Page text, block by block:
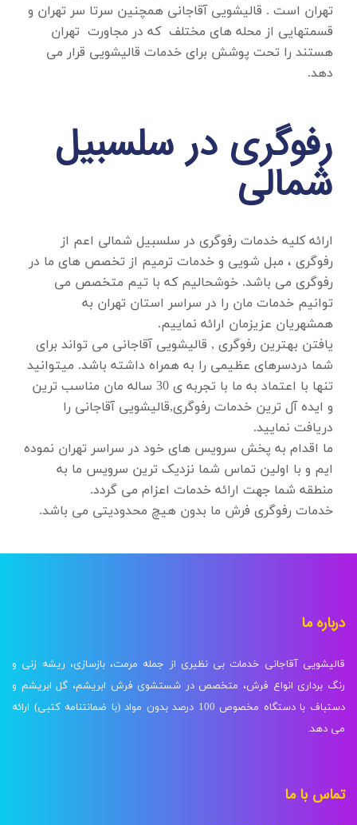
تهران است . قالیشویی آقاجانی همچنین سرتا سر تهران و
قسمتهایی از محله های مختلف که در مجاورت تهران
هستند را تحت پوشش برای خدمات قالیشویی قرار می
دهد.
رفوگری در سلسبیل
شمالی
ارائه کلیه خدمات رفوگری در سلسبیل شمالی اعم از
رفوگری ، مبل شویی و خدمات ترمیم از تخصص های ما در
رفوگری می باشد. خوشحالیم که با تیم متخصص می
توانیم خدمات مان را در سراسر استان تهران به
همشهریان عزیزمان ارائه نماییم.
یافتن بهترین رفوگری , قالیشویی آقاجانی می تواند برای
شما دردسرهای عظیمی را به همراه داشته باشد. میتوانید
تنها با اعتماد به ما با تجربه ی 30 ساله مان مناسب ترین
و ایده آل ترین خدمات رفوگری,قالیشویی آقاجانی را
دریافت نمایید.
ما اقدام به پخش سرویس های خود در سراسر تهران نموده
ایم و با اولین تماس شما نزدیک ترین سرویس ما به
منطقه شما جهت ارائه خدمات اعزام می گردد.
خدمات رفوگری فرش ما بدون هیچ محدودیتی می باشد.
درباره ما
قالیشویی آقاجانی خدمات بی نظیری از جمله مرمت، بازسازی، ریشه زنی و
رنگ برداری انواع فرش، متخصص در شستشوی فرش ابریشم، گل ابریشم و
دستباف با دستگاه مخصوص 100 درصد بدون مواد (با ضمانتنامه کتبی) ارائه
می دهد.
تماس با ما